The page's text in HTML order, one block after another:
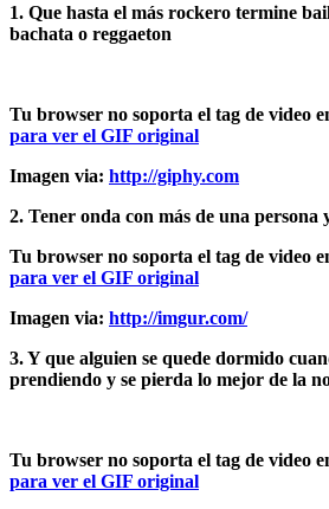
1. Que hasta el más rockero termine
bachata o reggaeton
Tu browser no soporta el tag de video
para ver el GIF original
Imagen via: http://giphy.com
2. Tener onda con más de una persona
Tu browser no soporta el tag de video
para ver el GIF original
Imagen via: http://imgur.com/
3. Y que alguien se quede dormido
prendiendo y se pierda lo mejor de la
Tu browser no soporta el tag de video
para ver el GIF original